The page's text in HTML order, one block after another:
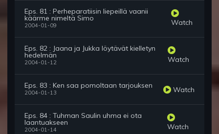
Eps. 81 : Perheparatiisin liepeillä vaanii
käärme nimeltä Simo
2004-01-09 Watch
Eps. 82 : Jaana ja Jukka löytävät kielletyn
hedelmän
2004-01-12 Watch
Eps. 83 : Ken saa pomoltaan tarjouksen
2004-01-13 Watch
Eps. 84 : Tuhman Saulin uhma ei ota
laantuakseen
2004-01-14 Watch